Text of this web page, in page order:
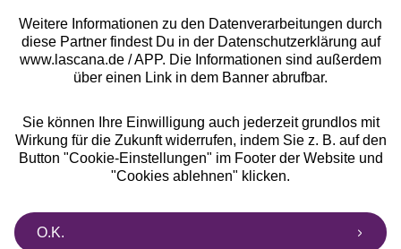
Weitere Informationen zu den Datenverarbeitungen durch
diese Partner findest Du in der Datenschutzerklärung auf
www.lascana.de / APP. Die Informationen sind außerdem
über einen Link in dem Banner abrufbar.
Sie können Ihre Einwilligung auch jederzeit grundlos mit
Wirkung für die Zukunft widerrufen, indem Sie z. B. auf den
Button "Cookie-Einstellungen" im Footer der Website und
"Cookies ablehnen" klicken.
O.K.